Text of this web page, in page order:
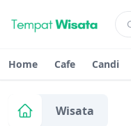
Home Cafe Candi
Wisata